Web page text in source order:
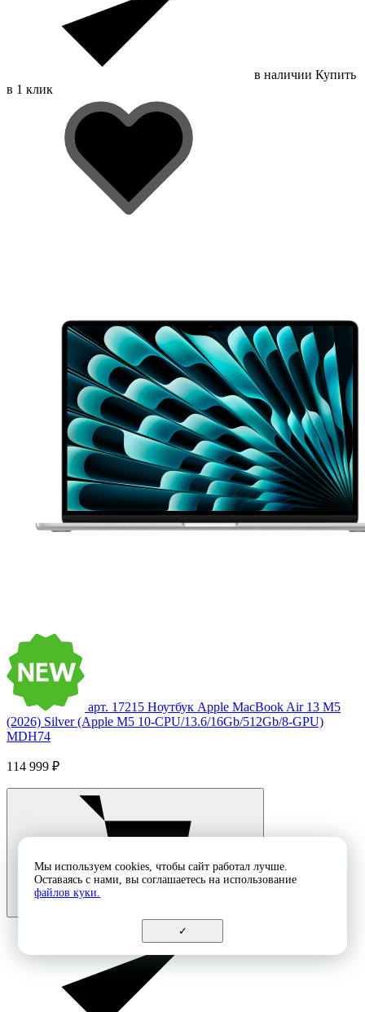
в наличии Купить
в 1 клик
арт. 17215 Ноутбук Apple MacBook Air 13 M5
(2026) Silver (Apple M5 10-CPU/13.6/16Gb/512Gb/8-GPU)
MDH74
114 999 ₽
Мы используем cookies, чтобы сайт работал лучше.
Оставаясь с нами, вы соглашаетесь на использование
файлов куки.
✓